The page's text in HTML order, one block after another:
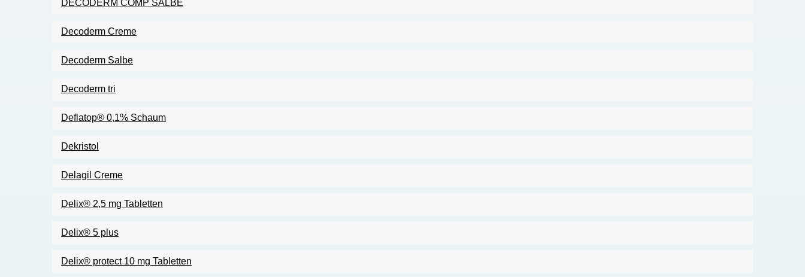
DECODERM COMP SALBE
Decoderm Creme
Decoderm Salbe
Decoderm tri
Deflatop® 0,1% Schaum
Dekristol
Delagil Creme
Delix® 2,5 mg Tabletten
Delix® 5 plus
Delix® protect 10 mg Tabletten